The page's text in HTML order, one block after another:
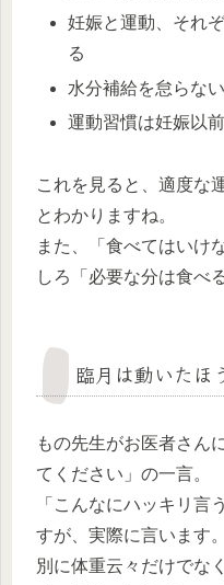
妊娠と運動、それ
る
水分補給を怠らない
運動習慣は妊娠以
これを見ると、適度な
とわかりますね。
また、「食べてはいけ
しろ「必要な分は食べ
臨月は動いたほ
もの先生がお医者さん
てください」の一言。
「こんなにハッキリ言
すが、実際に言います。
別に体重云々だけでな